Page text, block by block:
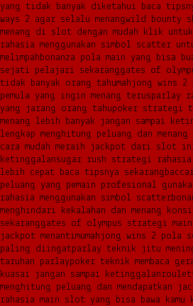
yang tidak banyak diketahui baca
ways 2 agar selalu menangwild bounty
menang di slot dengan mudah klik
rahasia menggunakan simbol scatter
melimpah bonanza pola main yang bisa
sejati pelajari sekaranggates of
tidak banyak orang tahumahjong wins 2
pemula yang ingin menang terusparlay
yang jarang orang tahupoker strategi
menang lebih banyak jangan sampai
lengkap menghitung peluang dan menang
cara mudah meraih jackpot dari slot
ketinggalansugar rush strategi rahasia
lebih cepat baca tipsnya sekarang
peluang yang pemain profesional
rahasia menggunakan simbol scatter
menghindari kekalahan dan menang
sekaranggates of olympus strategi
jackpot menantimumahjong wins 2 pola
paling diingatparlay teknik jitu
taruhan parlaypoker teknik membaca
kuasai jangan sampai ketinggalan
menghitung peluang dan mendapatkan
rahasia main slot yang bisa bawa kamu